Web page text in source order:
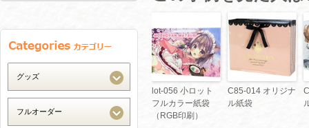
lot-056 小ロット
フルカラー紙袋
（RGB印刷）
C85-014 オリジナ
ル紙袋